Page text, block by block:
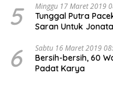
5 Minggu 17 Maret 2019
Tunggal Putra
Saran Untuk
6 Sabtu 16 Maret 2019
Bersih-bersih, 60
Padat Karya